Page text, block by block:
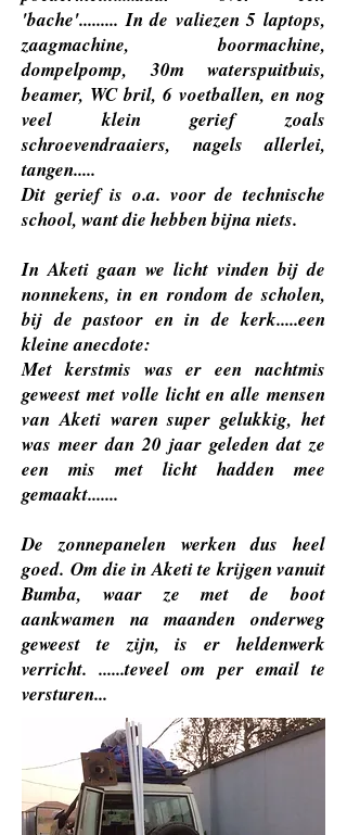
'bache'......... In de valiezen 5 laptops,
zaagmachine, boormachine,
dompelpomp, 30m waterspuitbuis,
beamer, WC bril, 6 voetballen, en nog
veel klein gerief zoals
schroevendraaiers, nagels allerlei,
tangen.....
Dit gerief is o.a. voor de technische
school, want die hebben bijna niets.
In Aketi gaan we licht vinden bij de
nonnekens, in en rondom de scholen,
bij de pastoor en in de kerk.....een
kleine anecdote:
Met kerstmis was er een nachtmis
geweest met volle licht en alle mensen
van Aketi waren super gelukkig, het
was meer dan 20 jaar geleden dat ze
een mis met licht hadden mee
gemaakt.......
De zonnepanelen werken dus heel
goed. Om die in Aketi te krijgen vanuit
Bumba, waar ze met de boot
aankwamen na maanden onderweg
geweest te zijn, is er heldenwerk
verricht. ......teveel om per email te
versturen...